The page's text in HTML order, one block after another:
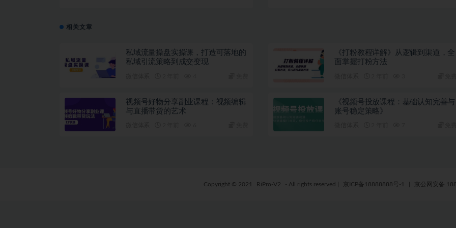
相关文章
私域流量操盘实操课，打造可落地的
私域引流策略到成交变现
《打粉教程详解》​从逻辑到渠道，全
面掌握打粉方法
视频号好物分享副业课程：视频编辑
与直播带货的艺术
《视频号投放课程：基础认知完善与
账号稳定策略》
Copyright © 2021 RiPro-V2 - All rights reserved 京ICP备18888888号-1 京公网安备